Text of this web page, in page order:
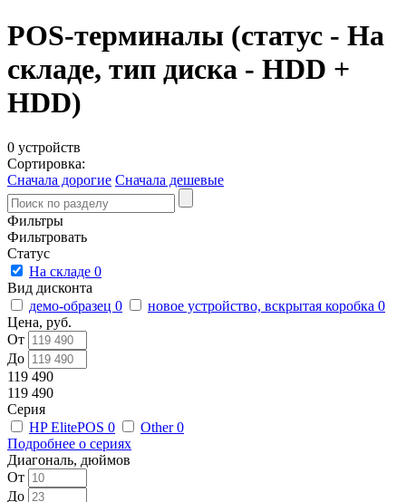
POS-терминалы (статус - На
складе, тип диска - HDD +
HDD)
0 устройств
Сортировка:
Сначала дорогие Сначала дешевые
Фильтры
Фильтровать
Статус
На складе 0
Вид дисконта
демо-образец 0 новое устройство, вскрытая коробка 0
Цена, руб.
От
До
119 490
119 490
Серия
HP ElitePOS 0 Other0
Подробнее о сериях
Диагональ, дюймов
От
До